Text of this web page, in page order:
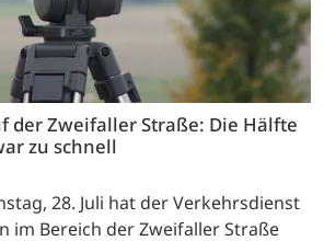
der Zweifaller Straße: Die Hälfte
zu schnell
28. Juli hat der Verkehrsdienst
im Bereich der Zweifaller Straße